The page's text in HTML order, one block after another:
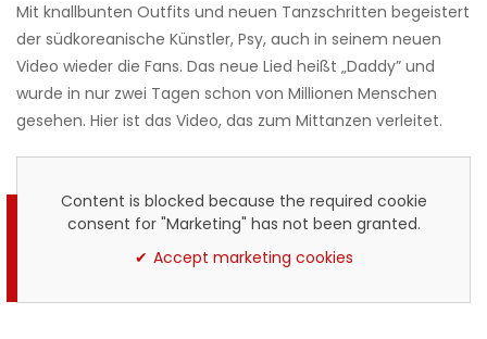
Mit knallbunten Outfits und neuen Tanzschritten begeistert
der südkoreanische Künstler, Psy, auch in seinem neuen
Video wieder die Fans. Das neue Lied heißt „Daddy” und
wurde in nur zwei Tagen schon von Millionen Menschen
gesehen. Hier ist das Video, das zum Mittanzen verleitet.
Content is blocked because the required cookie
consent for "Marketing" has not been granted.
Accept marketing cookies